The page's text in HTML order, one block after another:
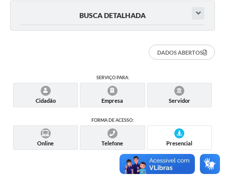
BUSCA DETALHADA
DADOS ABERTOS
SERVIÇO PARA:
Cidadão Empresa Servidor
FORMA DE ACESSO:
Online Telefone Presencial